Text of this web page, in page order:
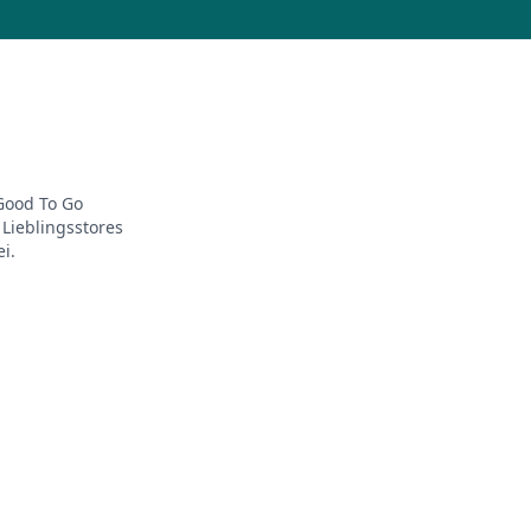
To Go